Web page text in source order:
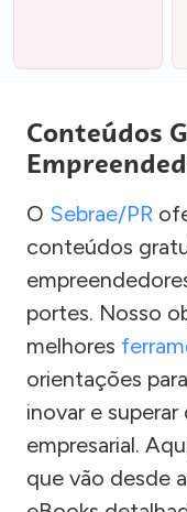
Conteúdos
O Sebrae/PR
conteúdos
portes. Nosso
melhores
orientações
inovar e
empresarial.
que vão desde